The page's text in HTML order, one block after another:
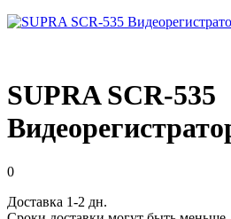
SUPRA SCR-535
0
Доставка 1-2 дн.